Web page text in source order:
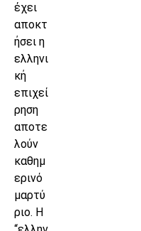
έχει
αποκτ
ήσει η
ελληνι
κή
επιχεί
ρηση
αποτε
λούν
καθημ
ερινό
μαρτύ
ριο. Η